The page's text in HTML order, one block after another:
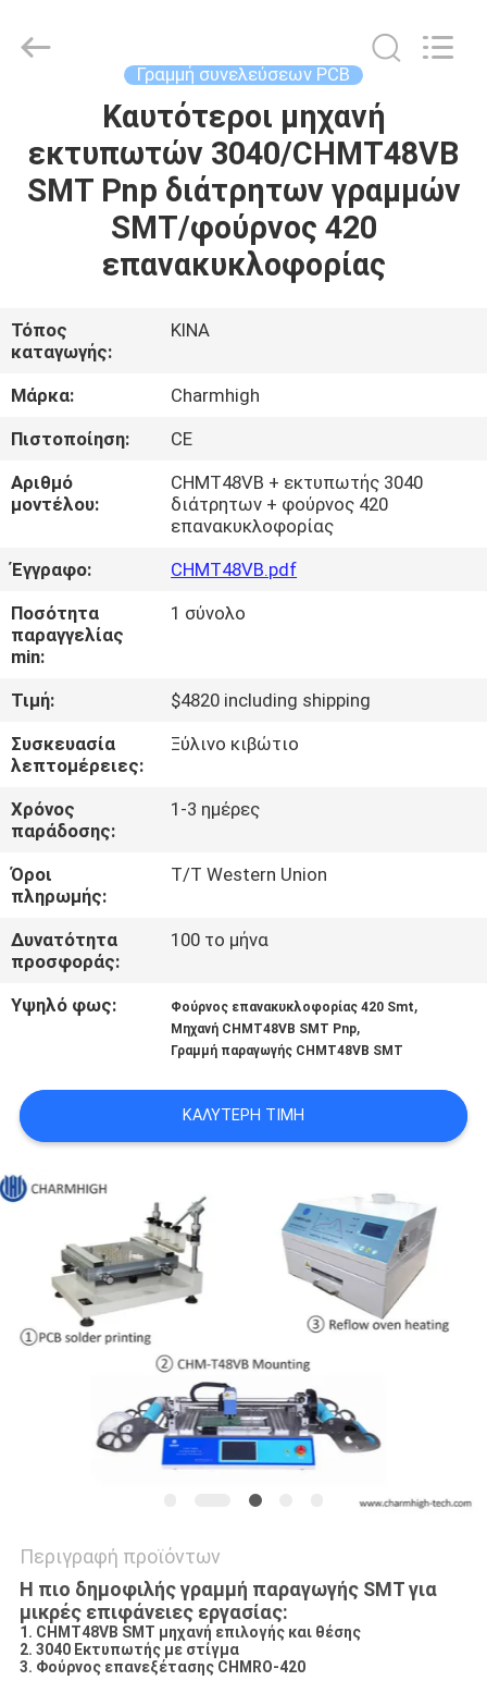
ΠΡΟΪΌΝΤΑ
ΒΊΝΤΕΟ
ΣΧΕΤΙΚΆ
ΜΕ
ΕΜΆΣ
ΕΠΙΣΚΈΨΕΙΣ
ΣΤΟ
ΕΡΓΟΣΤΆΣΙΟ
ΈΛΕΓΧΟΣ
ΠΟΙΌΤΗΤΑΣ
ΕΠΙΚΟΙΝΩΝΉΣΤΕ
ΜΑΖΊ
ΜΑΣ
ΝΈΑ
SHOPPING
ON
LINE
ΙΣΤΟΣΕΛΊΔΑΣ
ΠΟΛΙΤΙΚΉ
ΑΠΟΡΡΉΤΟΥ
TECHNOLOGY
LIMITED.
Γραμμή συνελεύσεων PCB
Καυτότεροι μηχανή
εκτυπωτών 3040/CHMT48VB
SMT Pnp διάτρητων γραμμών
SMT/φούρνος 420
επανακυκλοφορίας
Τόπος
καταγωγής:
ΚΙΝΑ
Μάρκα:
Charmhigh
Πιστοποίηση:
CE
Αριθμό
μοντέλου:
CHMT48VB + εκτυπωτής 3040
διάτρητων + φούρνος 420
επανακυκλοφορίας
Έγγραφο:
CHMT48VB.pdf
Ποσότητα
παραγγελίας
min:
1 σύνολο
Τιμή:
$4820 including shipping
Συσκευασία
λεπτομέρειες:
Ξύλινο κιβώτιο
Χρόνος
παράδοσης:
1-3 ημέρες
Όροι
πληρωμής:
T/T Western Union
Δυνατότητα
προσφοράς:
100 το μήνα
Υψηλό φως: Φούρνος επανακυκλοφορίας 420 Smt,
Μηχανή CHMT48VB SMT Pnp,
Γραμμή παραγωγής CHMT48VB SMT
ΚΑΛΎΤΕΡΗ ΤΙΜΉ
Περιγραφή προϊόντων
Η πιο δημοφιλής γραμμή παραγωγής SMT για
μικρές επιφάνειες εργασίας:
1. CHMT48VB SMT μηχανή επιλογής και θέσης
2. 3040 Εκτυπωτής με στίγμα
3. Φούρνος επανεξέτασης CHMRO-420